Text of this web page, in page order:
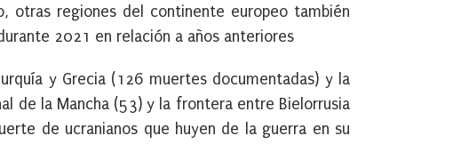
otras regiones del continente europeo también
2021 en relación a años anteriores
y Grecia (126 muertes documentadas) y la
de la Mancha (53) y la frontera entre Bielorrusia
de ucranianos que huyen de la guerra en su